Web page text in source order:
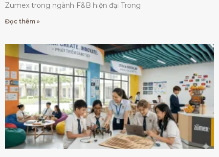
Zumex trong ngành F&B hiện đại Trong
Đọc thêm »